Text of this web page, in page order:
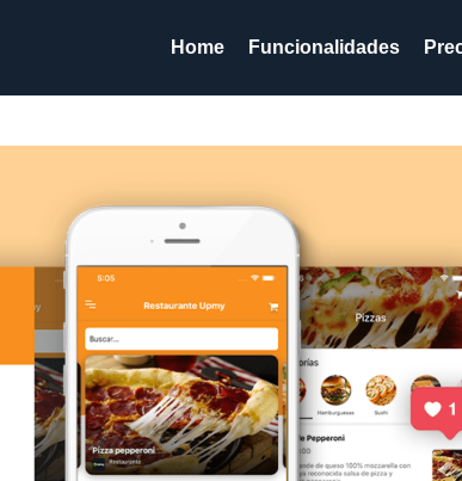
Home Funcionalidades